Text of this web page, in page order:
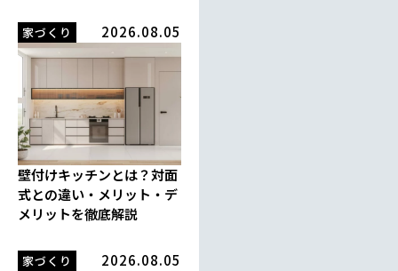
家づくり 2026.08.05
壁付けキッチンとは？対面
式との違い・メリット・デ
メリットを徹底解説
家づくり 2026.08.05